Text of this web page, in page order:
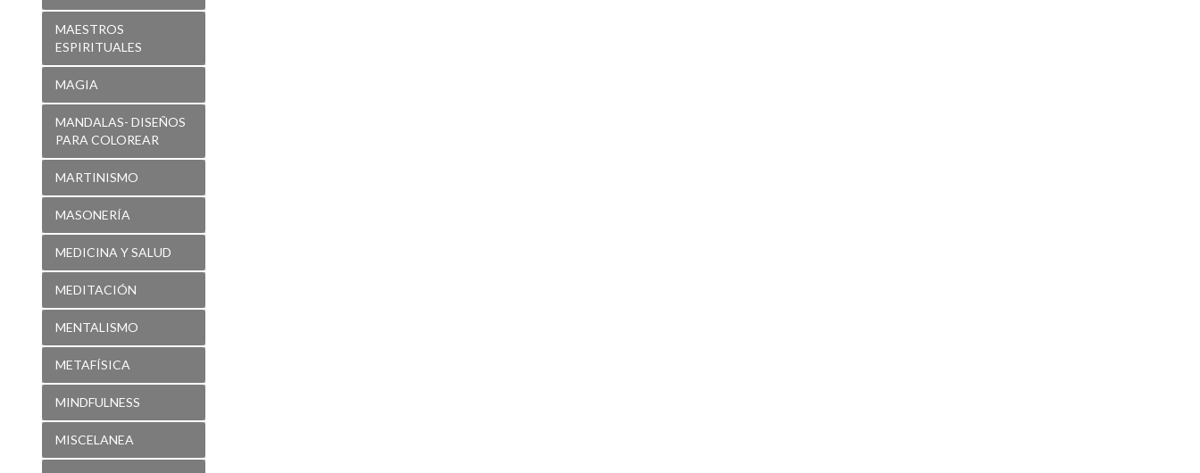
MAESTROS
ESPIRITUALES
MAGIA
MANDALAS- DISEÑOS
PARA COLOREAR
MARTINISMO
MASONERÍA
MEDICINA Y SALUD
MEDITACIÓN
MENTALISMO
METAFÍSICA
MINDFULNESS
MISCELANEA